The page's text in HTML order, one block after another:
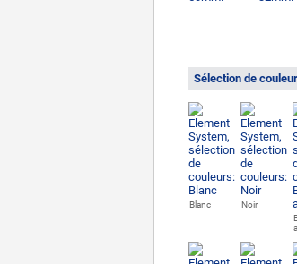
Sélection de
Blanc
Noir